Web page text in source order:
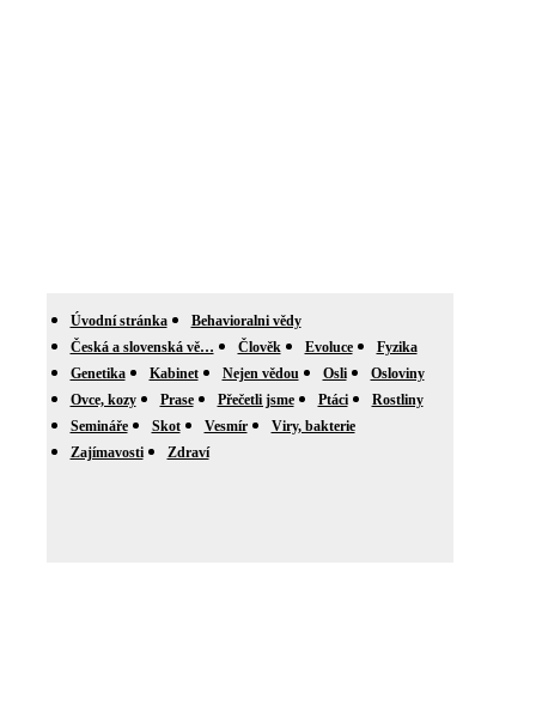
Úvodní stránka
Behavioralni vědy
Česká a slovenská vě…
Člověk Evoluce
Fyzika
Genetika
Kabinet Nejen vědou Osli
Osloviny
Ovce, kozy
Prase Přečetli jsme Ptáci
Rostliny
Semináře
Skot Vesmír
Viry, bakterie
Zajímavosti
Zdraví